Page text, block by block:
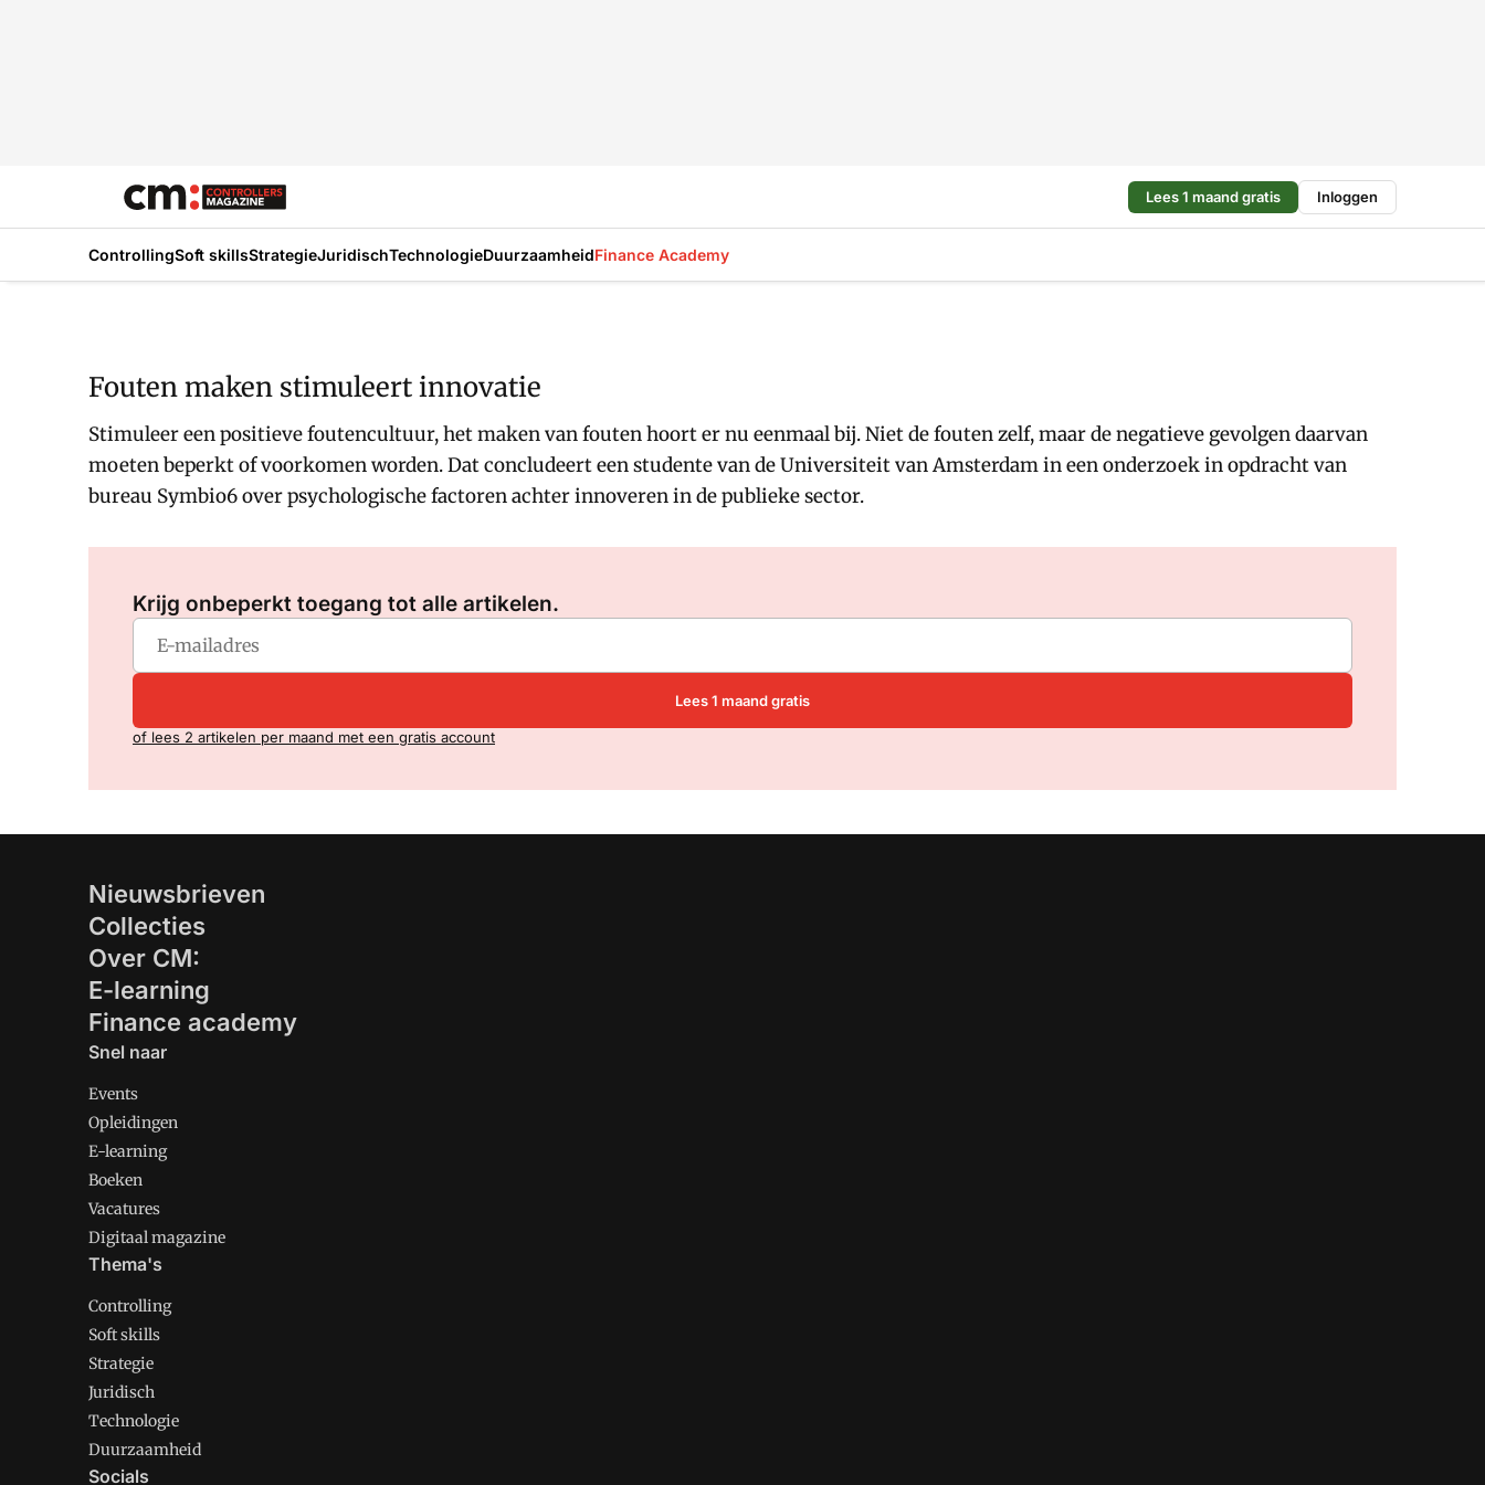
Lees 1 maand gratis Inloggen
ControllingSoft skillsStrategieJuridischTechnologieDuurzaamheidFinance Academy
Fouten maken stimuleert innovatie
Stimuleer een positieve foutencultuur, het maken van fouten hoort er nu eenmaal bij. Niet de fouten zelf, maar de negatieve gevolgen daarvan
moeten beperkt of voorkomen worden. Dat concludeert een studente van de Universiteit van Amsterdam in een onderzoek in opdracht van
bureau Symbio6 over psychologische factoren achter innoveren in de publieke sector.
Krijg onbeperkt toegang tot alle artikelen.
Lees 1 maand gratis
of lees 2 artikelen per maand met een gratis account
Nieuwsbrieven
Collecties
Over CM:
E-learning
Finance academy
Snel naar
Events
Opleidingen
E-learning
Boeken
Vacatures
Digitaal magazine
Thema's
Controlling
Soft skills
Strategie
Juridisch
Technologie
Duurzaamheid
Socials